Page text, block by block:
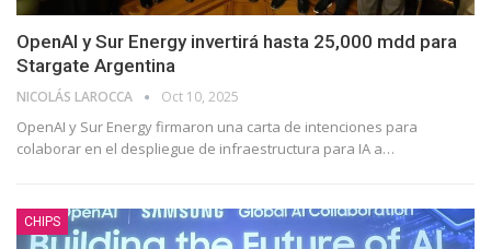
OpenAI y Sur Energy invertirá hasta 25,000 mdd para
Stargate Argentina
NICOLÁS LAROCCA Oct 10, 2025
OpenAI y Sur Energy firmaron una carta de intenciones para
colaborar en el despliegue de infraestructura para IA a…
CHIPS